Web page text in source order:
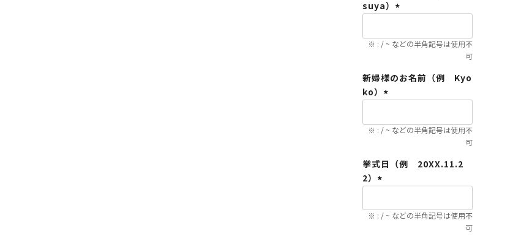
suya）
須)
※ : / ~ などの半角記号は使用不
可
新婦様のお名前（例 Kyo
ko）
須)
※ : / ~ などの半角記号は使用不
可
挙式日（例 20XX.11.2
2）
須)
※ : / ~ などの半角記号は使用不
可